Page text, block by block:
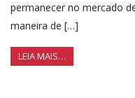
permanecer no mercado
maneira de […]
LEIA MAIS…